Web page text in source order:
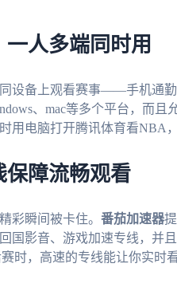
人多端同时用
设备上观看赛事——手机通勤
、mac等多个平台，而
用电脑打开腾讯体育看NBA
保障流畅观看
彩瞬间被卡住。 番茄加速器
国影音、游戏加速专线，并
时，高速的专线能让你实时